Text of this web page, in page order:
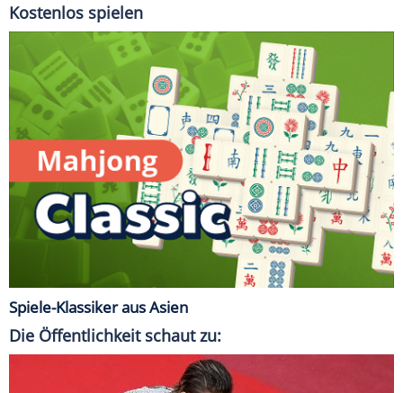
Kostenlos spielen
Spiele-Klassiker aus Asien
Die Öffentlichkeit schaut zu: